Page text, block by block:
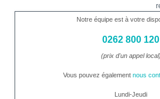
Notre équipe est à votre
0262 800 120
(prix d'un appel local)
Vous pouvez également nous
Lundi-Jeudi